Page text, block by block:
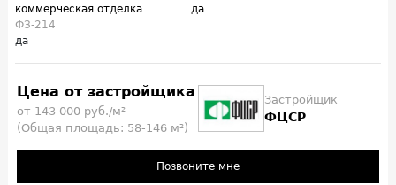
коммерческая отделка
да
ФЗ-214
да
Цена от застройщика
от 143 000 руб./м²
(Общая площадь: 58-146 м²)
Застройщик
ФЦСР
Позвоните мне